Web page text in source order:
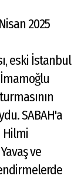
2025
eski İstanbul
SABAH'a
Hilmi
ve